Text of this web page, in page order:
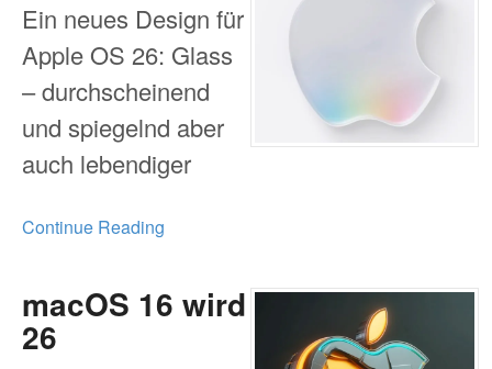
Ein neues Design für
Apple OS 26: Glass
– durchscheinend
und spiegelnd aber
auch lebendiger
Continue Reading
macOS 16 wird
26